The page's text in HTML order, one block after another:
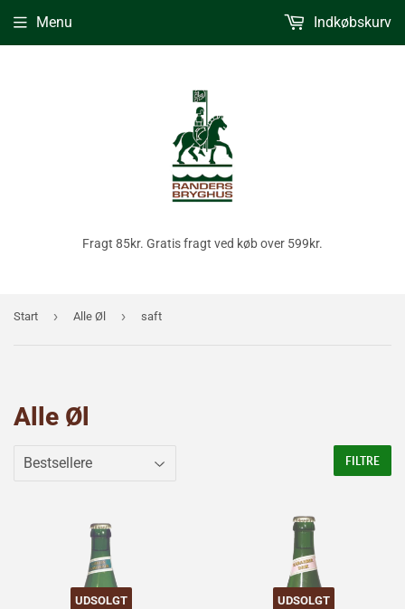
Fragt 85kr. Gratis fragt ved køb over 599kr.
Menu Indkøbskurv
Start › Alle Øl › saft
Alle Øl
FILTRE
UDSOLGT UDSOLGT